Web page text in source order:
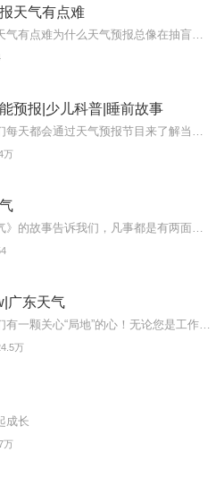
天气有点难
预报|少儿科普|睡前故事
万
广东天气
万
成长
万